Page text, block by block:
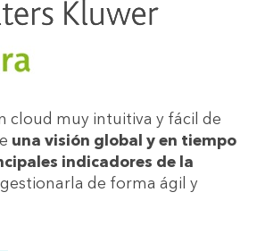
cloud muy intuitiva y fácil de
una visión global y en tiempo
indicadores de la
de forma ágil y